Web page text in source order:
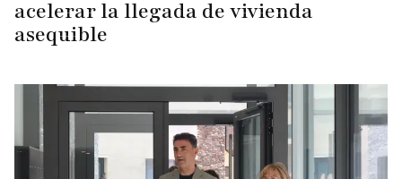
acelerar la llegada de vivienda
asequible